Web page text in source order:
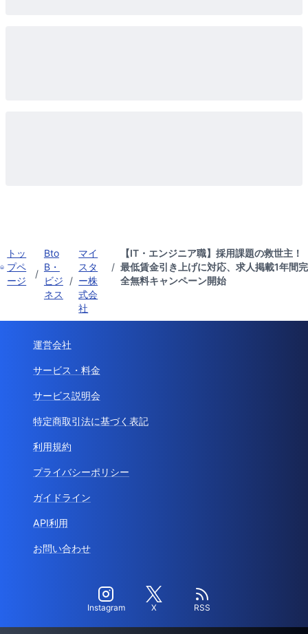
トッ
プペ
ージ
/
Bto
B・
ビジ
ネス
/
マイ
スタ
ー株
式会
社
/
【IT・エンジニア職】採用課題の救世主！
最低賃金引き上げに対応、求人掲載1年間完
全無料キャンペーン開始
運営会社
サービス・料金
サービス説明会
特定商取引法に基づく表記
利用規約
プライバシーポリシー
ガイドライン
API利用
お問い合わせ
Instagram X RSS